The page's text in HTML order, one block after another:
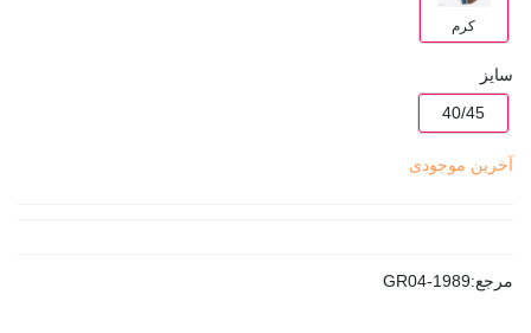
کرم
سایز
40/45
آخرین موجودی
مرجع:GR04-1989